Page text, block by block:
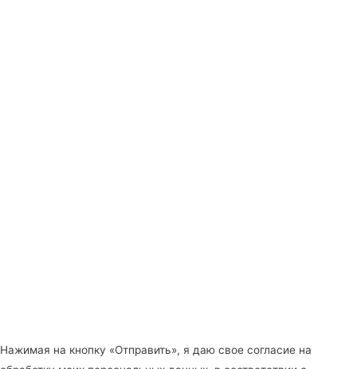
Нажимая на кнопку «Отправить», я даю свое согласие на